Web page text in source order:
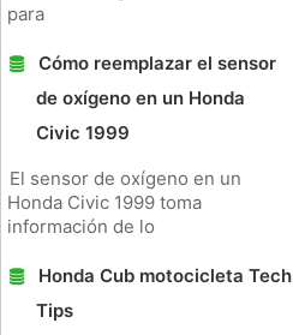
para
Cómo reemplazar el sensor
de oxígeno en un Honda
Civic 1999
El sensor de oxígeno en un
Honda Civic 1999 toma
información de lo
Honda Cub motocicleta Tech
Tips